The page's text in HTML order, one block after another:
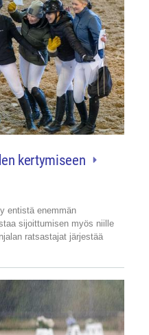
kertymiseen
entistä enemmän
sijoittumisen myös niille
ratsastajat järjestää